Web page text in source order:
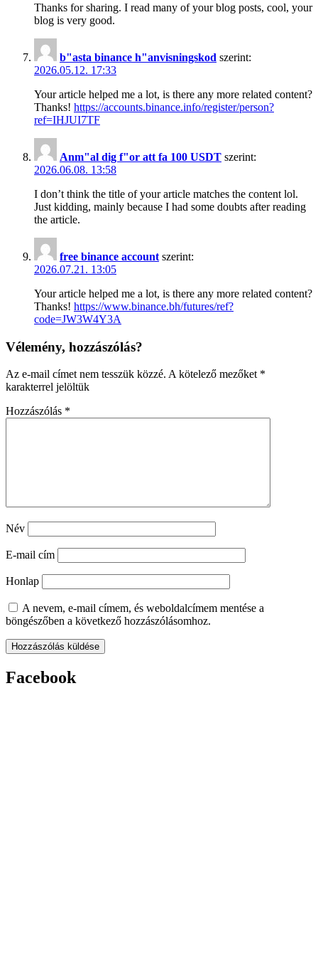
Thanks for sharing. I read many of your blog posts, cool, your
blog is very good.
b"asta binance h"anvisningskod szerint:
2026.05.12. 17:33
Your article helped me a lot, is there any more related content?
Thanks! https://accounts.binance.info/register/person?
ref=IHJUI7TF
Anm"al dig f"or att fa 100 USDT szerint:
2026.06.08. 13:58
I don’t think the title of your article matches the content lol.
Just kidding, mainly because I had some doubts after reading
the article.
free binance account szerint:
2026.07.21. 13:05
Your article helped me a lot, is there any more related content?
Thanks! https://www.binance.bh/futures/ref?
code=JW3W4Y3A
Vélemény, hozzászólás?
Az e-mail címet nem tesszük közzé. A kötelező mezőket *
karakterrel jelöltük
Hozzászólás *
Név
E-mail cím
Honlap
A nevem, e-mail címem, és weboldalcímem mentése a
böngészőben a következő hozzászólásomhoz.
Facebook